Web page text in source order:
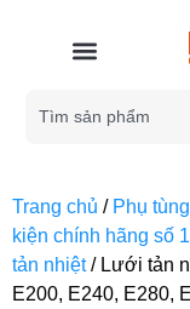
Trang chủ / Phụ
kiện chính hãng số
tản nhiệt/ Lưới tản
E200, E240, E280,